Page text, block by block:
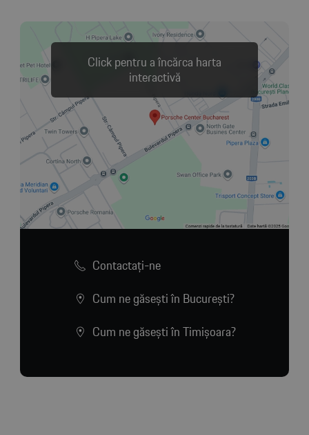
Click pentru a încărca harta
interactivă
Contactaţi-ne
Cum ne găsești în București?
Cum ne găsești în Timișoara?